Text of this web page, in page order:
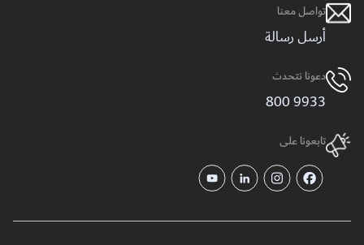
تواصل معنا
أرسل رسالة
دعونا نتحدث
9933 800
تابعونا على